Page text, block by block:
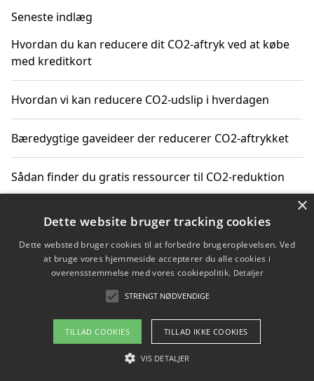
Seneste indlæg
Hvordan du kan reducere dit CO2-aftryk ved at købe
med kreditkort
Hvordan vi kan reducere CO2-udslip i hverdagen
Bæredygtige gaveideer der reducerer CO2-aftrykket
Sådan finder du gratis ressourcer til CO2-reduktion
Hvordan gadgets til hjemmet kan reducere CO2-udslip
Copyright 2026 - Pilanto Aps
Om / kontakt
Blog Betingelser
×
Dette website bruger tracking cookies
Dette websted bruger cookies til at forbedre brugeroplevelsen. Ved
at bruge vores hjemmeside accepterer du alle cookies i
overensstemmelse med vores cookiepolitik. Detaljer
STRENGT NØDVENDIGE
TILLAD COOKIES TILLAD IKKE COOKIES
VIS DETALJER